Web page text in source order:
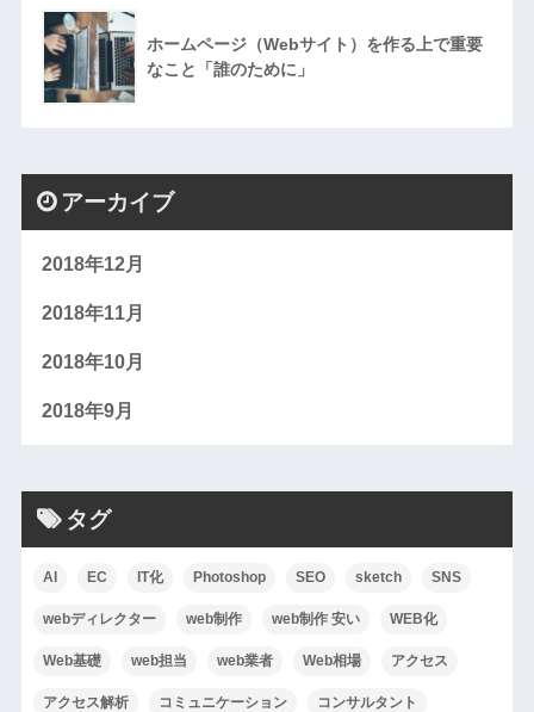
ホームページ（Webサイト）を作る上で重要
なこと「誰のために」
アーカイブ
2018年12月
2018年11月
2018年10月
2018年9月
タグ
AI EC IT化 Photoshop SEO sketch SNS
webディレクター web制作 web制作 安い WEB化
Web基礎 web担当 web業者 Web相場 アクセス
アクセス解析 コミュニケーション コンサルタント